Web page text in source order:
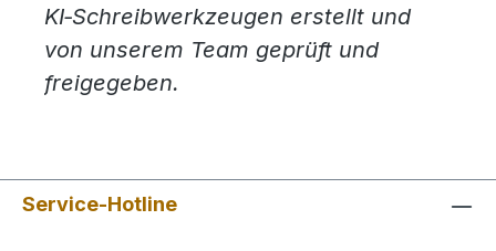
KI‑Schreibwerkzeugen erstellt und
von unserem Team geprüft und
freigegeben.
Service-Hotline